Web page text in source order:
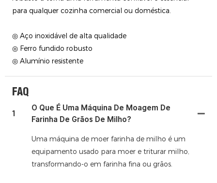
para qualquer cozinha comercial ou doméstica.
◎ Aço inoxidável de alta qualidade
◎ Ferro fundido robusto
◎ Alumínio resistente
FAQ
1
O Que É Uma Máquina De Moagem De
Farinha De Grãos De Milho?
Uma máquina de moer farinha de milho é um
equipamento usado para moer e triturar milho,
transformando-o em farinha fina ou grãos.